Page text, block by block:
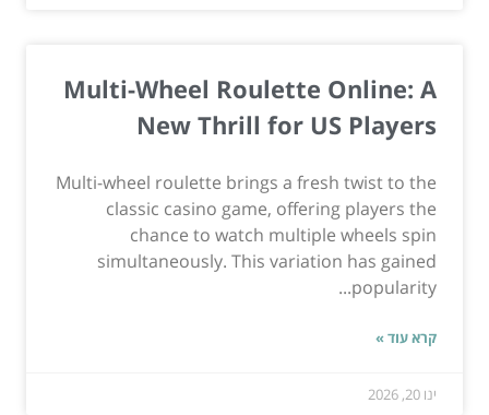
Multi-Wheel Roulette Online: A
New Thrill for US Players
Multi-wheel roulette brings a fresh twist to the
classic casino game, offering players the
chance to watch multiple wheels spin
simultaneously. This variation has gained
popularity...
קרא עוד »
ינו 20, 2026